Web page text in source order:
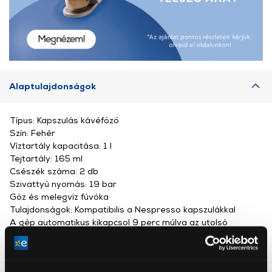
Alaptulajdonságok
Típus: Kapszulás kávéfőző
Szín: Fehér
Víztartály kapacitása: 1 l
Tejtartály: 165 ml
Csészék száma: 2 db
Szivattyú nyomás: 19 bar
Gőz és melegvíz fúvóka
Tulajdonságok: Kompatibilis a Nespresso kapszulákkal
A gép automatikus kikapcsol 9 perc múlva az utolsó
használat után
Háttérvilágítással rendelkező interfész